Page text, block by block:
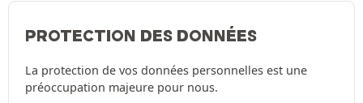
PROTECTION DES DONNÉES
La protection de vos données personnelles est une
préoccupation majeure pour nous.